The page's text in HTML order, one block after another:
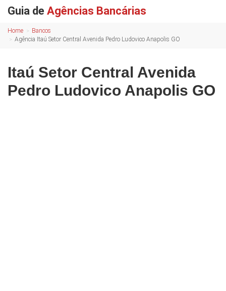
Guia de Agências Bancárias
Home
Bancos
Agência Itaú Setor Central Avenida Pedro Ludovico Anapolis GO
Itaú Setor Central Avenida
Pedro Ludovico Anapolis GO